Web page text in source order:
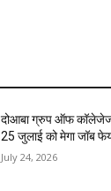
दोआबा ग्रुप ऑफ
25 जुलाई को मेगा जॉब
July 24, 2026